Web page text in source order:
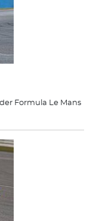
Formula Le Mans